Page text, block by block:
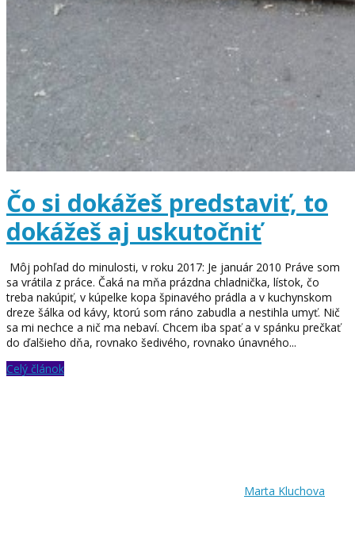
Čo si dokážeš predstaviť, to
dokážeš aj uskutočniť
Môj pohľad do minulosti, v roku 2017: Je január 2010 Práve som
sa vrátila z práce. Čaká na mňa prázdna chladnička, lístok, čo
treba nakúpiť, v kúpelke kopa špinavého prádla a v kuchynskom
dreze šálka od kávy, ktorú som ráno zabudla a nestihla umyť. Nič
sa mi nechce a nič ma nebaví. Chcem iba spať a v spánku prečkať
do ďalšieho dňa, rovnako šedivého, rovnako únavného...
Celý článok
Marta Kluchova